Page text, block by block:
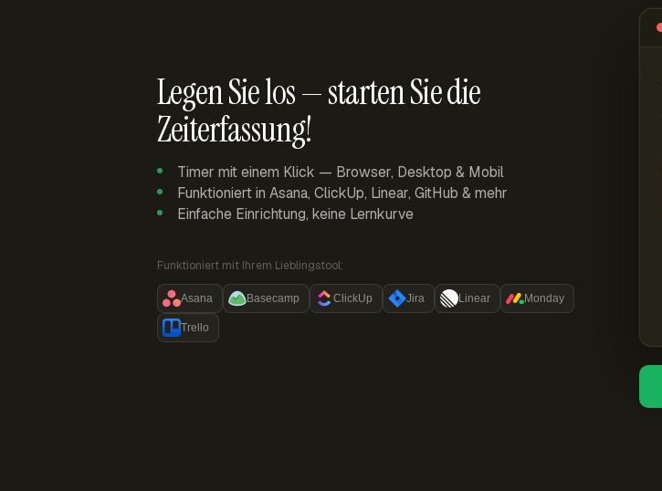
Legen Sie los — starten Sie die
Zeiterfassung!
Timer mit einem Klick — Browser, Desktop & Mobil
Funktioniert in Asana, ClickUp, Linear, GitHub & mehr
Einfache Einrichtung, keine Lernkurve
Funktioniert mit Ihrem Lieblingstool:
Asana Basecamp ClickUp Jira Linear Monday
Trello